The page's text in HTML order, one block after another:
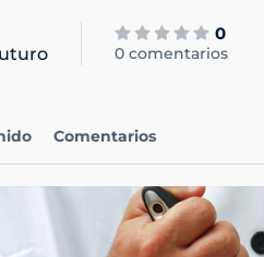
0
0 comentarios
Comentarios